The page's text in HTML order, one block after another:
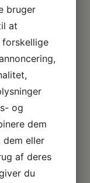
også
vidner om
sukker. På
lufthavnen og
1700-tallet.
øen, finder I
Resort eller
St.
bruger
at
og
dem
dem eller
af deres
du